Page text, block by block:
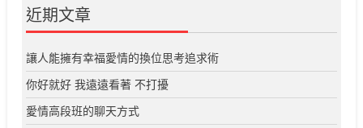
近期文章
讓人能擁有幸福愛情的換位思考追求術
你好就好 我遠遠看著 不打擾
愛情高段班的聊天方式